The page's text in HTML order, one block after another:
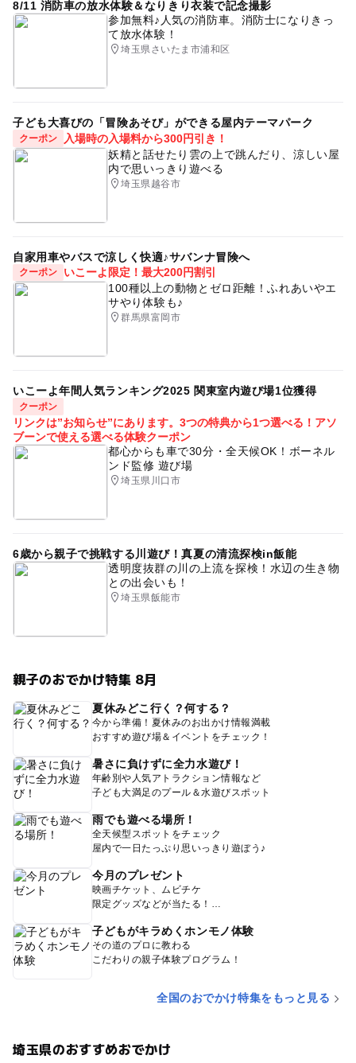
8/11 消防車の放水体験＆なりきり衣装で記念撮影
参加無料♪人気の消防車。消防士になりきっ
て放水体験！
埼玉県さいたま市浦和区
子ども大喜びの「冒険あそび」ができる屋内テーマパーク
クーポン
入場時の入場料から300円引き！
妖精と話せたり雲の上で跳んだり、涼しい屋
内で思いっきり遊べる
埼玉県越谷市
自家用車やバスで涼しく快適♪サバンナ冒険へ
クーポン
いこーよ限定！最大200円割引
100種以上の動物とゼロ距離！ふれあいやエ
サやり体験も♪
群馬県富岡市
いこーよ年間人気ランキング2025 関東室内遊び場1位獲得
クーポン
リンクは”お知らせ”にあります。3つの特典から1つ選べる！アソ
ブーンで使える選べる体験クーポン
都心からも車で30分・全天候OK！ボーネル
ンド監修 遊び場
埼玉県川口市
6歳から親子で挑戦する川遊び！真夏の清流探検in飯能
透明度抜群の川の上流を探検！水辺の生き物
との出会いも！
埼玉県飯能市
親子のおでかけ特集 8月
夏休みどこ行く？何する？
今から準備！夏休みのお出かけ情報満載
おすすめ遊び場＆イベントをチェック！
暑さに負けずに全力水遊び！
年齢別や人気アトラクション情報など
子ども大満足のプール＆水遊びスポット
雨でも遊べる場所！
全天候型スポットをチェック
屋内で一日たっぷり思いっきり遊ぼう♪
今月のプレゼント
映画チケット、ムビチケ
限定グッズなどが当たる！
子どもがキラめくホンモノ体験
その道のプロに教わる
こだわりの親子体験プログラム！
全国のおでかけ特集をもっと見る
埼玉県のおすすめおでかけ